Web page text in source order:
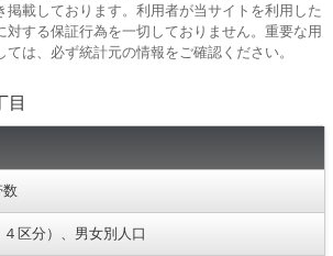
掲載しております。利用者が当サイトを利用した
対する保証行為を一切しておりません。重要な用
は、必ず統計元の情報をご確認ください。
目
数
区分）、男女別人口